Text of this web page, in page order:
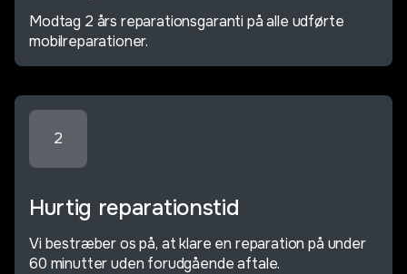
Modtag 2 års reparationsgaranti på alle udførte
mobilreparationer.
2
Hurtig reparationstid
Vi bestræber os på, at klare en reparation på under
60 minutter uden forudgående aftale.